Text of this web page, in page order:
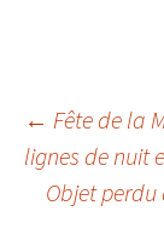
des
← Fête de la
lignes de nuit
Objet perdu